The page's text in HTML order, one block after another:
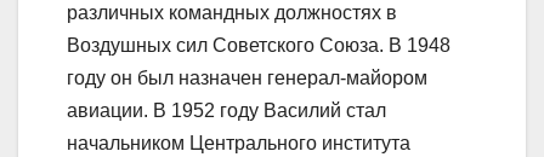
различных командных должностях в
Воздушных сил Советского Союза. В 1948
году он был назначен генерал-майором
авиации. В 1952 году Василий стал
начальником Центрального института